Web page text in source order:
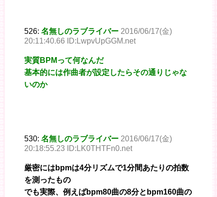
526: 名無しのラブライバー 2016/06/17(金)
20:11:40.66 ID:LwpvUpGGM.net
実質BPMって何なんだ
基本的には作曲者が設定したらその通りじゃな
いのか
530: 名無しのラブライバー 2016/06/17(金)
20:18:55.23 ID:LK0THTFn0.net
厳密にはbpmは4分リズムで1分間あたりの拍数
を測ったもの
でも実際、例えばbpm80曲の8分とbpm160曲の